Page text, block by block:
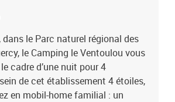
dans le Parc naturel régional des
le Camping le Ventoulou vous
cadre d’une nuit pour 4
de cet établissement 4 étoiles,
en mobil-home familial : un